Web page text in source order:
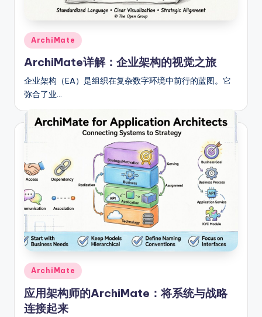
Posted
in
ArchiMate
ArchiMate详解：企业架构的视觉之旅
企业架构（EA）是组织在复杂数字环境中前行的蓝图。它
弥合了业…
Posted
in
ArchiMate
应用架构师的ArchiMate：将系统与战略
连接起来